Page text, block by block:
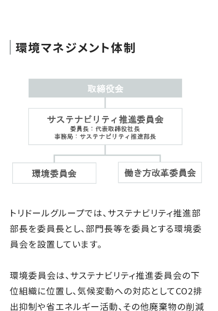
環境マネジメント体制
トリドールグループでは、サステナビリティ推進部
部長を委員長とし、部門長等を委員とする環境委
員会を設置しています。
環境委員会は、サステナビリティ推進委員会の下
位組織に位置し、気候変動への対応としてCO2排
出抑制や省エネルギー活動、その他廃棄物の削減